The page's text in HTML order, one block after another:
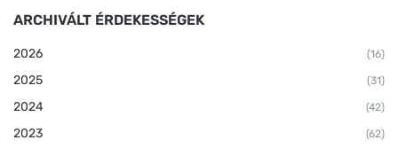
ARCHIVÁLT ÉRDEKESSÉGEK
2026 (16)
2025 (31)
2024 (42)
2023 (62)